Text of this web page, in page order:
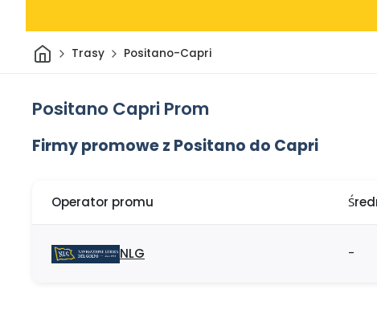
DomTrasy Positano-Capri
Positano Capri Prom
Firmy promowe z Positano do Capri
Operator promu
NLG -